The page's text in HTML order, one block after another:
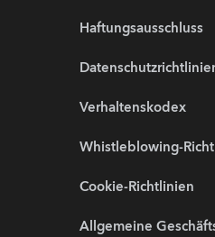
Haftungsausschluss
Verhaltenskodex
Whistleblowing-
Cookie-Richtlinien
Allgemeine